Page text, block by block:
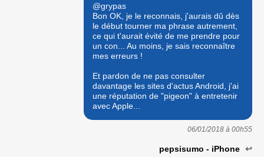
@grypas
Bon OK, je le reconnais, j'aurais dû dès
le début tourner ma phrase autrement,
ce qui t'aurait évité de me prendre pour
un con... Au moins, je sais reconnaître
mes erreurs !
Et pardon de ne pas consulter
davantage les sites d'actus Android, j'ai
une réputation de "pigeon" à entretenir
avec Apple...
06/01/2018 à 00h55
pepsisumo - iPhone ↩